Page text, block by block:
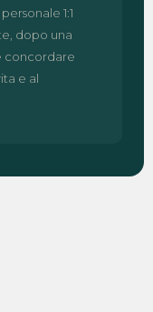
1:1
dopo una
concordare
e al